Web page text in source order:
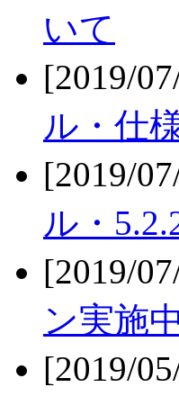
いて
[2019/
ル・仕
[2019/
ル・
[2019/
ン実施中
[2019/